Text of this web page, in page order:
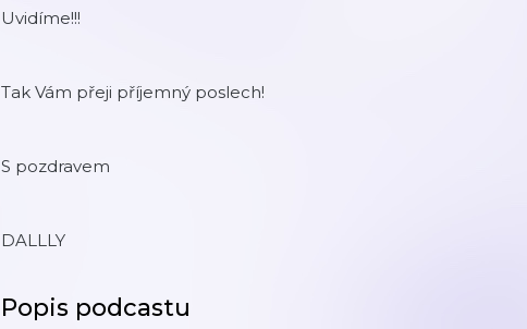
Uvidíme!!!
Tak Vám přeji příjemný poslech!
S pozdravem
DALLLY
Popis podcastu